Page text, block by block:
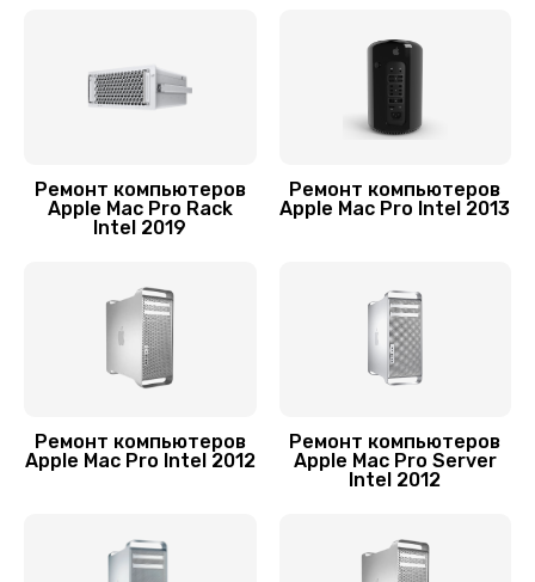
Ремонт компьютеров
Apple Mac Pro Rack
Intel 2019
Ремонт компьютеров
Apple Mac Pro Intel 2013
Ремонт компьютеров
Apple Mac Pro Intel 2012
Ремонт компьютеров
Apple Mac Pro Server
Intel 2012